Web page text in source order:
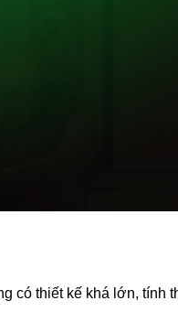
có thiết kế khá lớn, tính